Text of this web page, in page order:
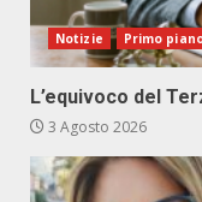
Notizie Primo
L’equivoco del
3 Agosto 2026